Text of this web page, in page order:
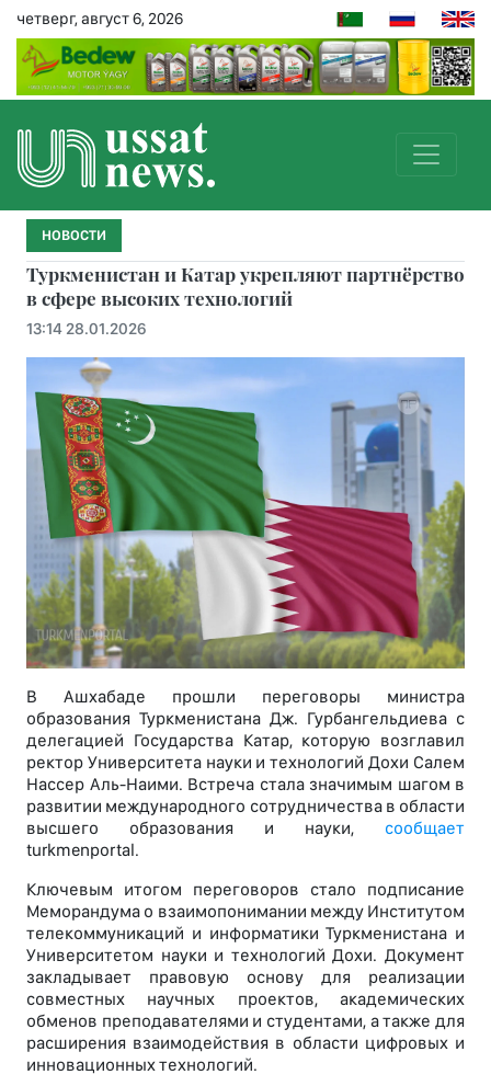
четверг, август 6, 2026
НОВОСТИ
Туркменистан и Катар укрепляют партнёрство
в сфере высоких технологий
13:14 28.01.2026
В Ашхабаде прошли переговоры министра
образования Туркменистана Дж. Гурбангельдиева с
делегацией Государства Катар, которую возглавил
ректор Университета науки и технологий Дохи Салем
Нассер Аль-Наими. Встреча стала значимым шагом в
развитии международного сотрудничества в области
высшего образования и науки, сообщает
turkmenportal.
Ключевым итогом переговоров стало подписание
Меморандума о взаимопонимании между Институтом
телекоммуникаций и информатики Туркменистана и
Университетом науки и технологий Дохи. Документ
закладывает правовую основу для реализации
совместных научных проектов, академических
обменов преподавателями и студентами, а также для
расширения взаимодействия в области цифровых и
инновационных технологий.